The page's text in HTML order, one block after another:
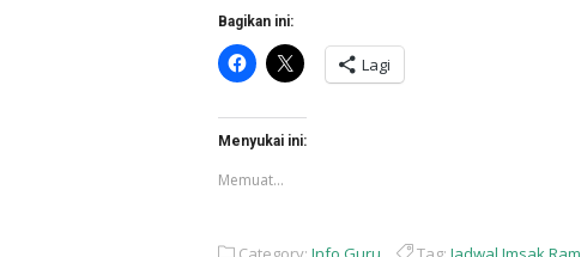
Bagikan ini:
Klik
untuk
membagikan
Facebook(Membuka
di
jendela
baru)
Klik
untuk
berbagi
X(Membuka
di
jendela
Lagi
Menyukai ini:
Memuat...